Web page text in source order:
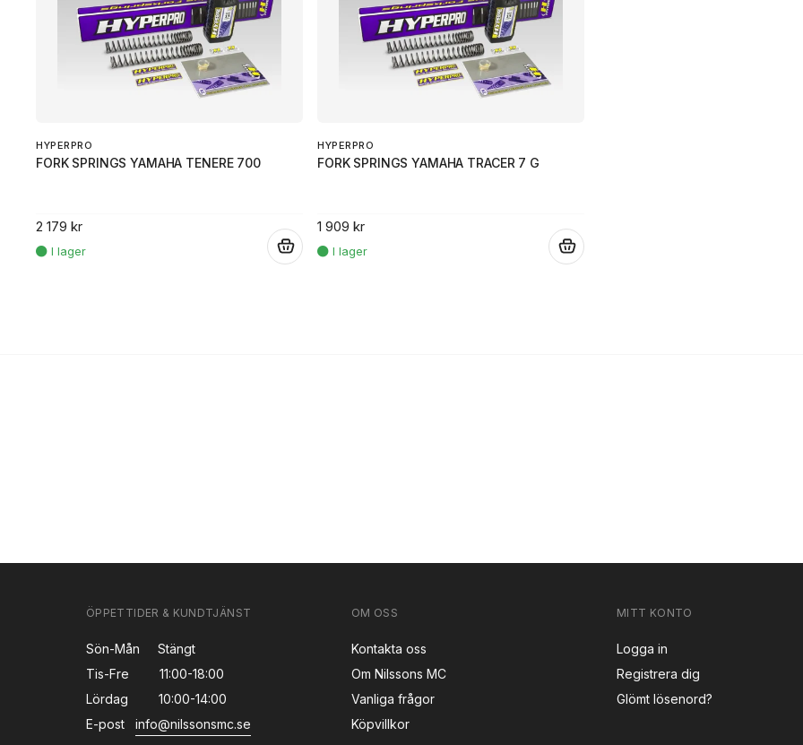
HYPERPRO
FORK SPRINGS YAMAHA TENERE 700
2 179 kr
HYPERPRO
FORK SPRINGS YAMAHA TRACER 7 G
1 909 kr
ÖPPETTIDER & KUNDTJÄNST
Sön-Mån
Stängt
Tis-Fre
11:00-18:00
Lördag
10:00-14:00
E-post
info@nilssonsmc.se
OM OSS
Kontakta oss
Om Nilssons MC
Vanliga frågor
Köpvillkor
MITT KONTO
Logga in
Registrera dig
Glömt lösenord?